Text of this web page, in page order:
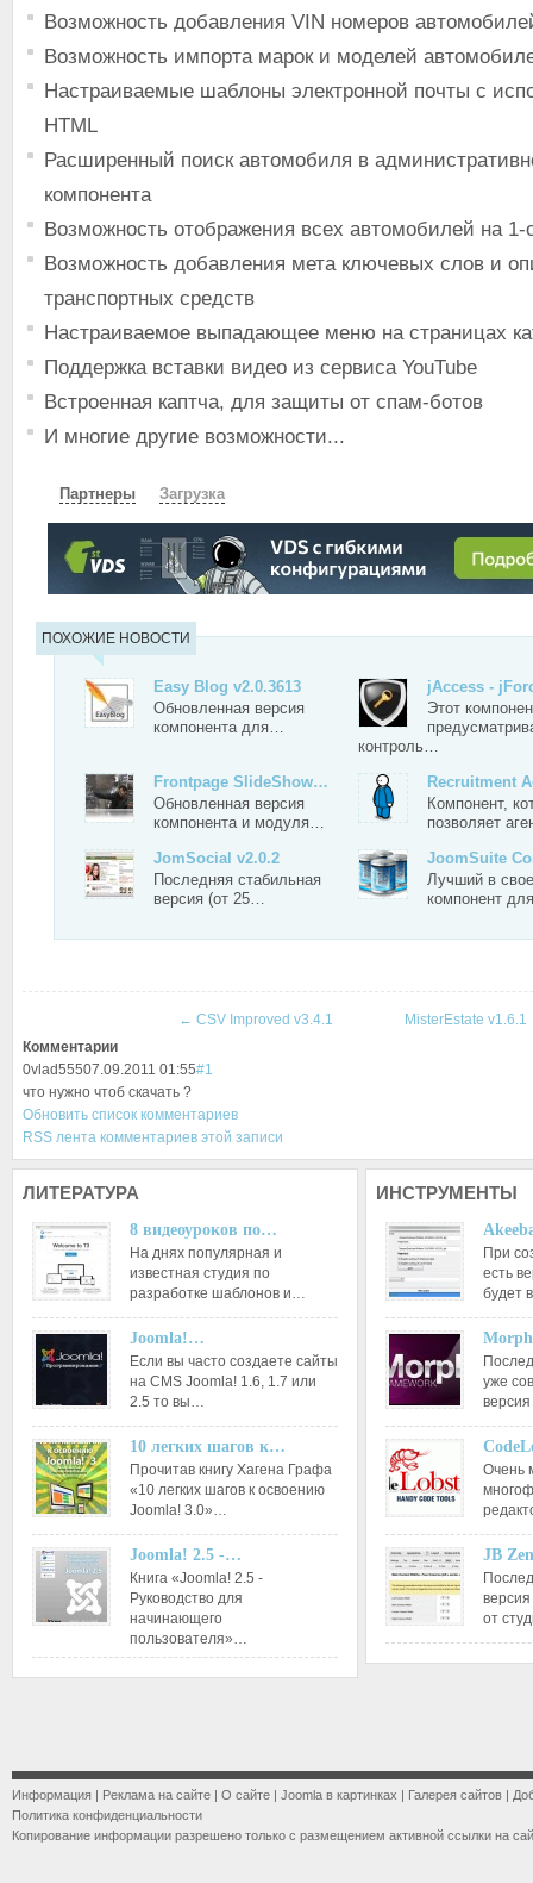
Возможность добавления VIN номеров
Возможность импорта марок и моделей
Настраиваемые шаблоны электронной почты с
HTML
Расширенный поиск автомобиля в
компонента
Возможность отображения всех автомобилей на 1-
Возможность добавления мета ключевых слов и
транспортных средств
Настраиваемое выпадающее меню на страницах
Поддержка вставки видео из сервиса YouTube
Встроенная каптча, для защиты от спам-ботов
И многие другие возможности...
Партнеры Загрузка
СКАЧАТЬ ЗЕРКАЛО ЗЕРКАЛО №2
ПОХОЖИЕ НОВОСТИ
Easy Blog v2.0.3613
Обновленная версия
компонента для…
jAccess -
Этот
контроль…
Frontpage SlideShow…
Обновленная версия
компонента и модуля…
Recruitment
Компонент,
позволяет
JomSocial v2.0.2
Последняя стабильная
версия (от 25…
JoomSuite
Лучший в
компонент
← CSV Improved v3.4.1 MisterEstate v1.6.1
Комментарии
0vlad55507.09.2011 01:55#1
что нужно чтоб скачать ?
Обновить список комментариев
RSS лента комментариев этой записи
ЛИТЕРАТУРА
8 видеоуроков по…
На днях популярная и
известная студия по
разработке шаблонов и…
Joomla!…
Если вы часто создаете сайты
на CMS Joomla! 1.6, 1.7 или
2.5 то вы…
10 легких шагов к…
Прочитав книгу Хагена Графа
«10 легких шагов к освоению
Joomla! 3.0»…
Joomla! 2.5 -…
Книга «Joomla! 2.5 -
Руководство для
начинающего
пользователя»…
ИНСТРУМЕНТЫ
При
есть
будет
уже
Очень
JB
от
Информация | Реклама на сайте | О сайте | Joomla в картинках | Галерея сайтов |
Политика конфиденциальности
Копирование информации разрешено только с размещением активной ссылки на